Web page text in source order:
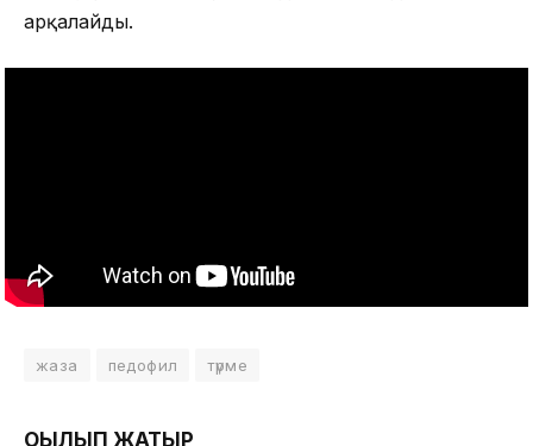
арқалайды.
жаза педофил түрме
ОҚЫЛЫП ЖАТЫР